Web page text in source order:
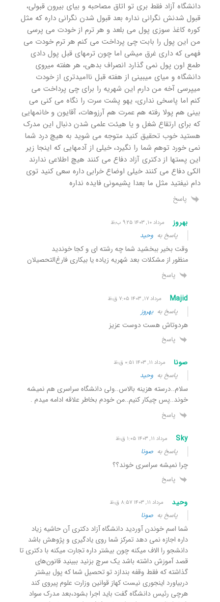
دانشگاه آزاد فقط بری تو اتاق مصاحبه و بیای بیرون قبولی،
قبول شدنش نگرانی نداره بعد قبول شدن نگرانی داره که مثل
کوره کاغذ سوزی پول می بلعد و هر ترم از خودت می پرسی
من این پول را بابت چی پرداخت می کنم هر ترم خودت می
فهمی که داری غرق میشی اما چون ترمهای قبل پول دادی
طمع اون پول نمی گذارد انصراف بدهی، هر هفته میروی
دانشگاه و میای میبینی از هفته قبل ناامیدتری از خودت
میپرسی آخه من دارم این شهریه را برای چی پرداخت می
کنم اما پاسخی نداری، یهو پشت سرت را نگاه می کنی می
بینی هم پولا رفته هم عمرت هم آرزوهات، آقایون و خانمهایی
که برای ارتقاع شغل و یا هیئت علمی شدن دنبال این مدرک
هستید خوب تحقیق کنید متوجه می شوید به هیچ درد شما
نمی خورد توهم شما را نگیرد، خیلی از آدمهایی که اینجا زیر
این پستها از دکتری آزاد دفاع می کنند هیچ اطلاعی ندارند
الکی دفاع می کنند خیلی اوضاع خرابی داره سعی کنید توی
دام نیفتید مثل ما بعدا پشیمونی فایده نداره
پاسخ
بهروز مرداد ۱۰, ۱۴۰۳ ۹:۲۵ ب٫ظ
پاسخ به وحید
وقت بخیر ببخشید شما چه رشته ای و کجا خوندید
منظور از مشکلات بعد شهریه زیاده یا بیکاری فارغ‌التحصیلان
پاسخ
Majid مرداد ۱۷, ۱۴۰۳ ۷:۰۵ ق٫ظ
پاسخ بهبهروز
هردوتاش هست دوست عزیز
پاسخ
صونا مرداد ۱۱, ۱۴۰۳ ۰:۵۱ ق٫ظ
پاسخ به وحید
سلام..درسته هزینه بالاس..ولی دانشگاه سراسری هم نمیشه
خوند..پس چیکار کنیم..من خودم بخاطر علاقه ادامه میدم .
پاسخ
Sky مرداد ۱۱, ۱۴۰۳ ۱:۰۵ ق٫ظ
پاسخ به صونا
چرا نمیشه سراسری خوند؟؟
پاسخ
وحید مرداد ۱۱, ۱۴۰۳ ۸:۵۷ ق٫ظ
پاسخ به صونا
شما اسم خوندن آوردید دانشگاه آزاد دکتری آن حاشیه زیاد
داره اجازه نمی دهد تمرکز شما روی یادگیری و پژوهش باشد
دانشجو را الاف میکنه چون بیشتر داره تجارت میکنه با دکتری تا
قصد آموزش داشته باشد یک سرچ بزنید ببینید قانون‌های
گذاشته که فقط وقفه بندازد تو تحصیل شما که پول بیشتر
دربیاورد اینجوری نیست کهاز قوانین وزارت علوم پیروی کند
هرچی رئیس دانشگاه گفت باید اجرا بشود،بعد مدرک سواد